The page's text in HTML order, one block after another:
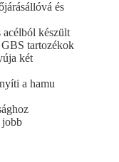
és
acélból készült
tartozékok
két
a hamu
jobb